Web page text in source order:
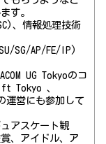
す。
、情報処理技術
SG/AP/FE/IP)
UG Tokyoのコ
Tokyo 、
運営にも参加して
アスケート観
、アイドル、ア